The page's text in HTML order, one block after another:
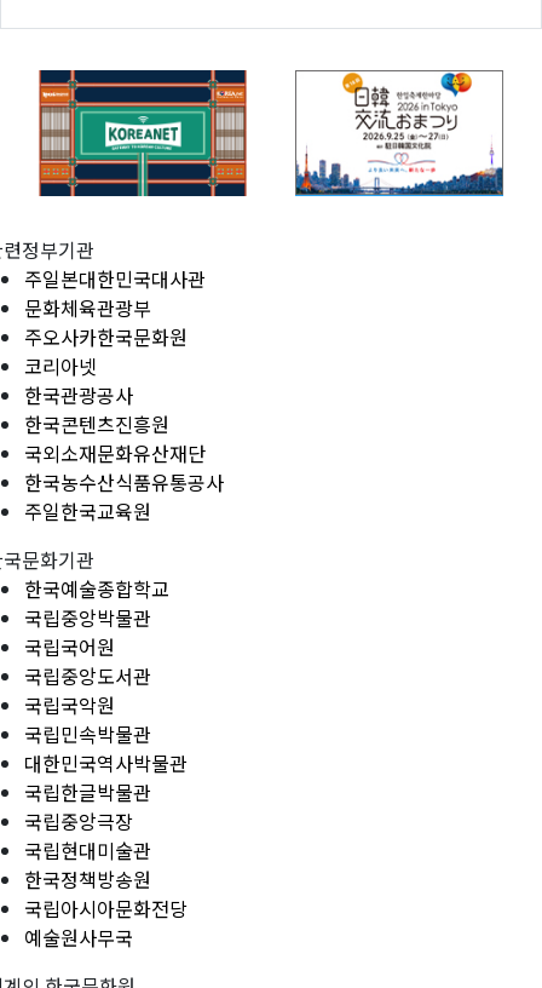
정부기관
주일본대한민국대사관
문화체육관광부
주오사카한국문화원
코리아넷
한국관광공사
한국콘텐츠진흥원
국외소재문화유산재단
한국농수산식품유통공사
주일한국교육원
문화기관
한국예술종합학교
국립중앙박물관
국립국어원
국립중앙도서관
국립국악원
국립민속박물관
대한민국역사박물관
국립한글박물관
국립중앙극장
국립현대미술관
한국정책방송원
국립아시아문화전당
예술원사무국